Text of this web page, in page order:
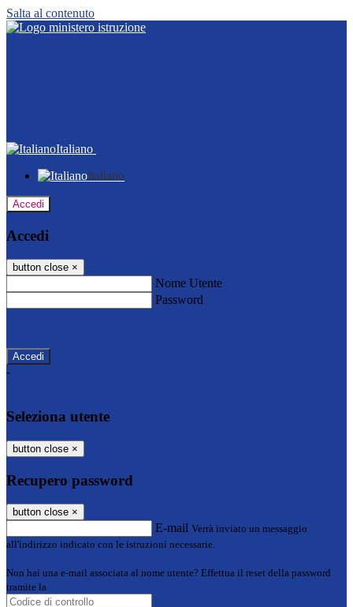
Salta al contenuto
Italiano
Italiano
Accedi
Accedi
button close ×
Nome Utente
Password
-
Seleziona utente
button close ×
Recupero password
button close ×
E-mail Verrà inviato un messaggio
all'indirizzo indicato con le istruzioni necessarie.
Non hai una e-mail associata al nome utente? Effettua il reset della password
tramite la